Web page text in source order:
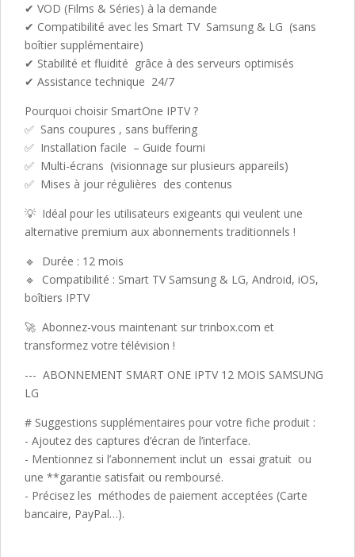
✔ VOD (Films & Séries) à la demande
✔ Compatibilité avec les Smart TV Samsung & LG (sans
boîtier supplémentaire)
✔ Stabilité et fluidité grâce à des serveurs optimisés
✔ Assistance technique 24/7
Pourquoi choisir SmartOne IPTV ?
✅ Sans coupures , sans buffering
✅ Installation facile – Guide fourni
✅ Multi-écrans (visionnage sur plusieurs appareils)
✅ Mises à jour régulières des contenus
💡 Idéal pour les utilisateurs exigeants qui veulent une
alternative premium aux abonnements traditionnels !
🔹 Durée : 12 mois
🔹 Compatibilité : Smart TV Samsung & LG, Android, iOS,
boîtiers IPTV
🚀 Abonnez-vous maintenant sur trinbox.com et
transformez votre télévision !
--- ABONNEMENT SMART ONE IPTV 12 MOIS SAMSUNG
LG
# Suggestions supplémentaires pour votre fiche produit :
- Ajoutez des captures d’écran de l’interface.
- Mentionnez si l’abonnement inclut un essai gratuit ou
une **garantie satisfait ou remboursé.
- Précisez les méthodes de paiement acceptées (Carte
bancaire, PayPal…).